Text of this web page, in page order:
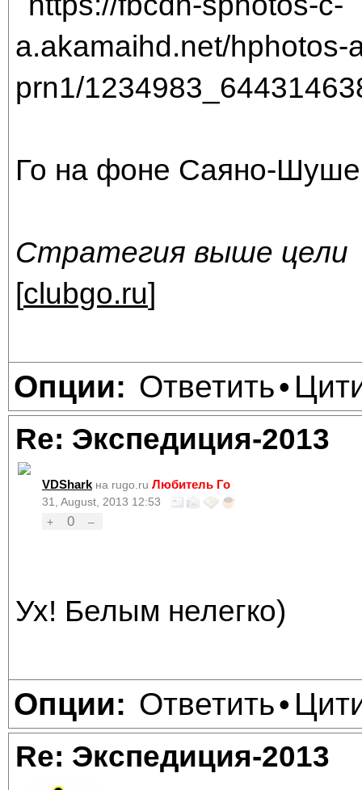
Го на фоне Саяно-
Стратегия выше цели
[clubgo.ru]
Опции: Ответить•
Re: Экспедиция-2013
VDShark на rugo.ru Любитель Го
31, August, 2013 12:53
+
0 –
Ух! Белым нелегко)
Опции: Ответить•
Re: Экспедиция-2013